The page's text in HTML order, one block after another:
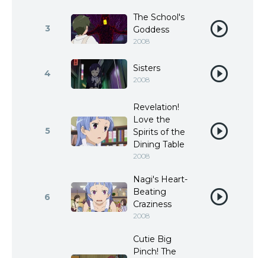
3
The School's
Goddess
2008
4 Sisters
2008
5
Revelation!
Love the
Spirits of the
Dining Table
2008
6
Nagi's Heart-
Beating
Craziness
2008
Cutie Big
Pinch! The